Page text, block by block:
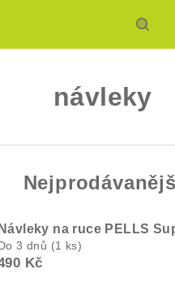
návleky
Návleky na ruce PELLS
3 dnů (1 ks)
Kč